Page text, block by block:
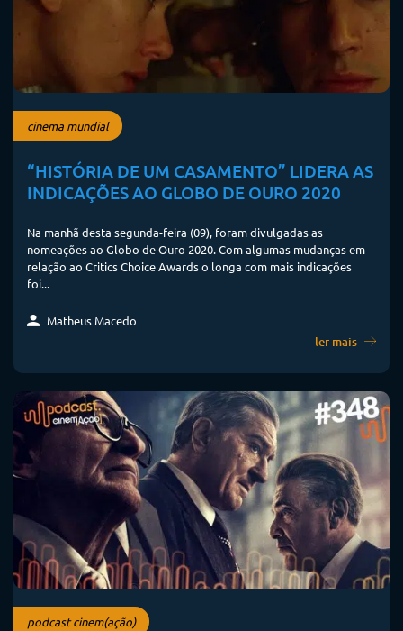
cinema mundial
“HISTÓRIA DE UM CASAMENTO” LIDERA AS
INDICAÇÕES AO GLOBO DE OURO 2020
Na manhã desta segunda-feira (09), foram divulgadas as
nomeações ao Globo de Ouro 2020. Com algumas mudanças em
relação ao Critics Choice Awards o longa com mais indicações
foi...
Matheus Macedo
ler mais
podcast cinem(ação)